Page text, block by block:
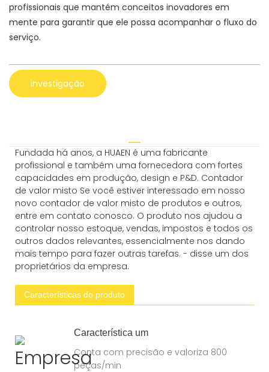
profissionais que mantém conceitos inovadores em
mente para garantir que ele possa acompanhar o fluxo do
serviço.
investigação
Fundada há anos, a HUAEN é uma fabricante
profissional e também uma fornecedora com fortes
capacidades em produção, design e P&D. Contador
de valor misto Se você estiver interessado em nosso
novo contador de valor misto de produtos e outros,
entre em contato conosco. O produto nos ajudou a
controlar nosso estoque, vendas, impostos e todos os
outros dados relevantes, essencialmente nos dando
mais tempo para fazer outras tarefas. - disse um dos
proprietários da empresa.
Características do produto
Característica um
Conta com precisão e valoriza 800
peças/min